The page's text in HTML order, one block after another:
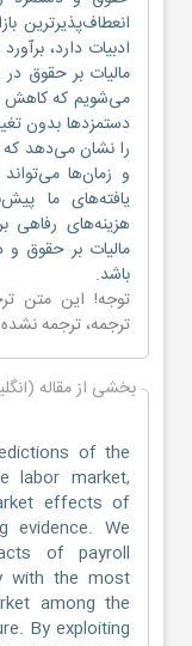
انعطاف‌پذیرترین
ادبیات دارد،
می‌شویم که کاهش
دستمزدها بدون
را نشان می‌دهد که
و زمان‌ها
یافته‌های ما
هزینه‌های رفاهی
مالیات بر حقوق و
باشد.
توجه! این متن
ترجمه، ترجمه
بخشی از مقاله
of the
labor market,
effects of
evidence. We
of payroll
with the most
among the
By exploiting